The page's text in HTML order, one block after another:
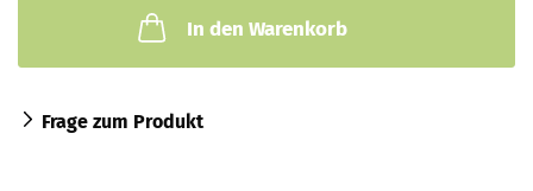
In den Warenkorb
Frage zum Produkt